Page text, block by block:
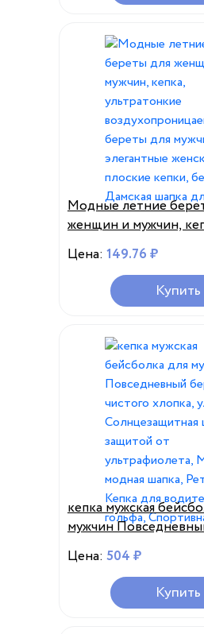
Модные летние
женщин и мужчин,
ультратонкие
воздухопроницаемые
мужчин, элегантные
плоские кепки,
Цена: 149.76 ₽
Купить
кепка мужская бейсболка для
мужчин Повседневный берет из
чистого хлопка,
Солнцезащитная
от ультрафиолета,
шапка, Ретро Кепка
Цена: 504 ₽
Купить